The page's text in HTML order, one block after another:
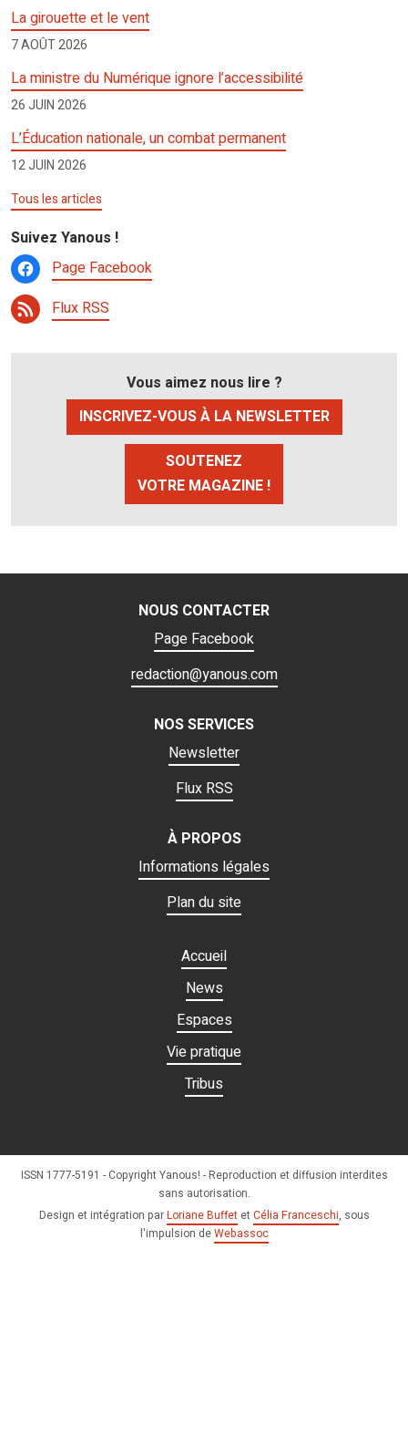
o
k
p
p at
La girouette et le vent
7 AOÛT 2026
La ministre du Numérique ignore l’accessibilité
26 JUIN 2026
L’Éducation nationale, un combat permanent
12 JUIN 2026
Tous les articles
Suivez Yanous !
Page Facebook
Flux RSS
Vous aimez nous lire ?
INSCRIVEZ-VOUS À LA NEWSLETTER
SOUTENEZ
VOTRE MAGAZINE !
NOUS CONTACTER
Page Facebook
redaction@yanous.com
NOS SERVICES
Newsletter
Flux RSS
À PROPOS
Informations légales
Plan du site
Accueil
News
Espaces
Vie pratique
Tribus
ISSN 1777-5191 - Copyright Yanous! - Reproduction et diffusion interdites
sans autorisation.
Design et intégration parLoriane Buffetet Célia Franceschi, sous
l'impulsion deWebassoc